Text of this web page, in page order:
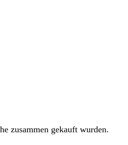
zusammen gekauft wurden.